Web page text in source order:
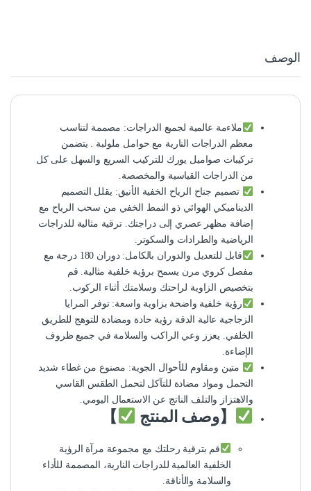
الوصف
ملاءمة عالمية لجميع الدراجات: مصممة لتناسب
معظم الدراجات النارية مع حوامل ملولبة . يتضمن
تركيبات صواميل يورك للتركيب السريع والسهل على كل
من الدراجات القياسية والمخصصة.
تصميم جناح الرياح الخفية الأنيق: يقلل التصميم
الديناميكي الهوائي ذو النمط الخفي من سحب الرياح مع
إضافة مظهر عصري إلى دراجتك. ترقية مثالية للدراجات
الرياضية والطرادات والسكوتر.
قابل للتعديل والدوران بالكامل: دوران 180 درجة مع
مفصل كروي مرن يسمح برؤية خلفية مثالية. قم
بتخصيص الزاوية لراحتك وسلامتك أثناء الركوب.
رؤية خلفية واضحة بزاوية واسعة: توفر المرايا
الزجاجية عالية الدقة رؤية حادة ومضادة للتوهج للطريق
الخلفي. يعزز وعي الراكب والسلامة في جميع ظروف
الإضاءة.
متين ومقاوم للأحوال الجوية: مصنوع من غطاء شديد
التحمل ومواد مضادة للتآكل لتحمل الطقس القاسي
والاهتزاز والتلف الناتج عن الاستعمال اليومي.
【وصف المنتج 】
قم بترقية رحلتك مع مجموعة مرآة الرؤية
الخلفية العالمية للدراجات النارية، المصممة للأداء
والسلامة والأناقة.